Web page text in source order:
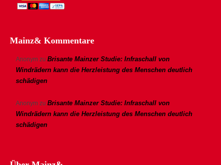
Mainz& Kommentare
Anonym zu Brisante Mainzer Studie: Infraschall von
Windrädern kann die Herzleistung des Menschen deutlich
schädigen
Anonym zu Brisante Mainzer Studie: Infraschall von
Windrädern kann die Herzleistung des Menschen deutlich
schädigen